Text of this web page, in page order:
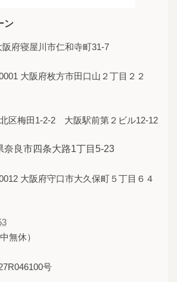
ン
府寝屋川市仁和寺町31-7
大阪府枚方市田口山２丁目２２
区梅田1-2-2 大阪駅前第２ビル12-12
奈良市四条大路1丁目5-23
大阪府守口市大久保町５丁目６４
無休）
号